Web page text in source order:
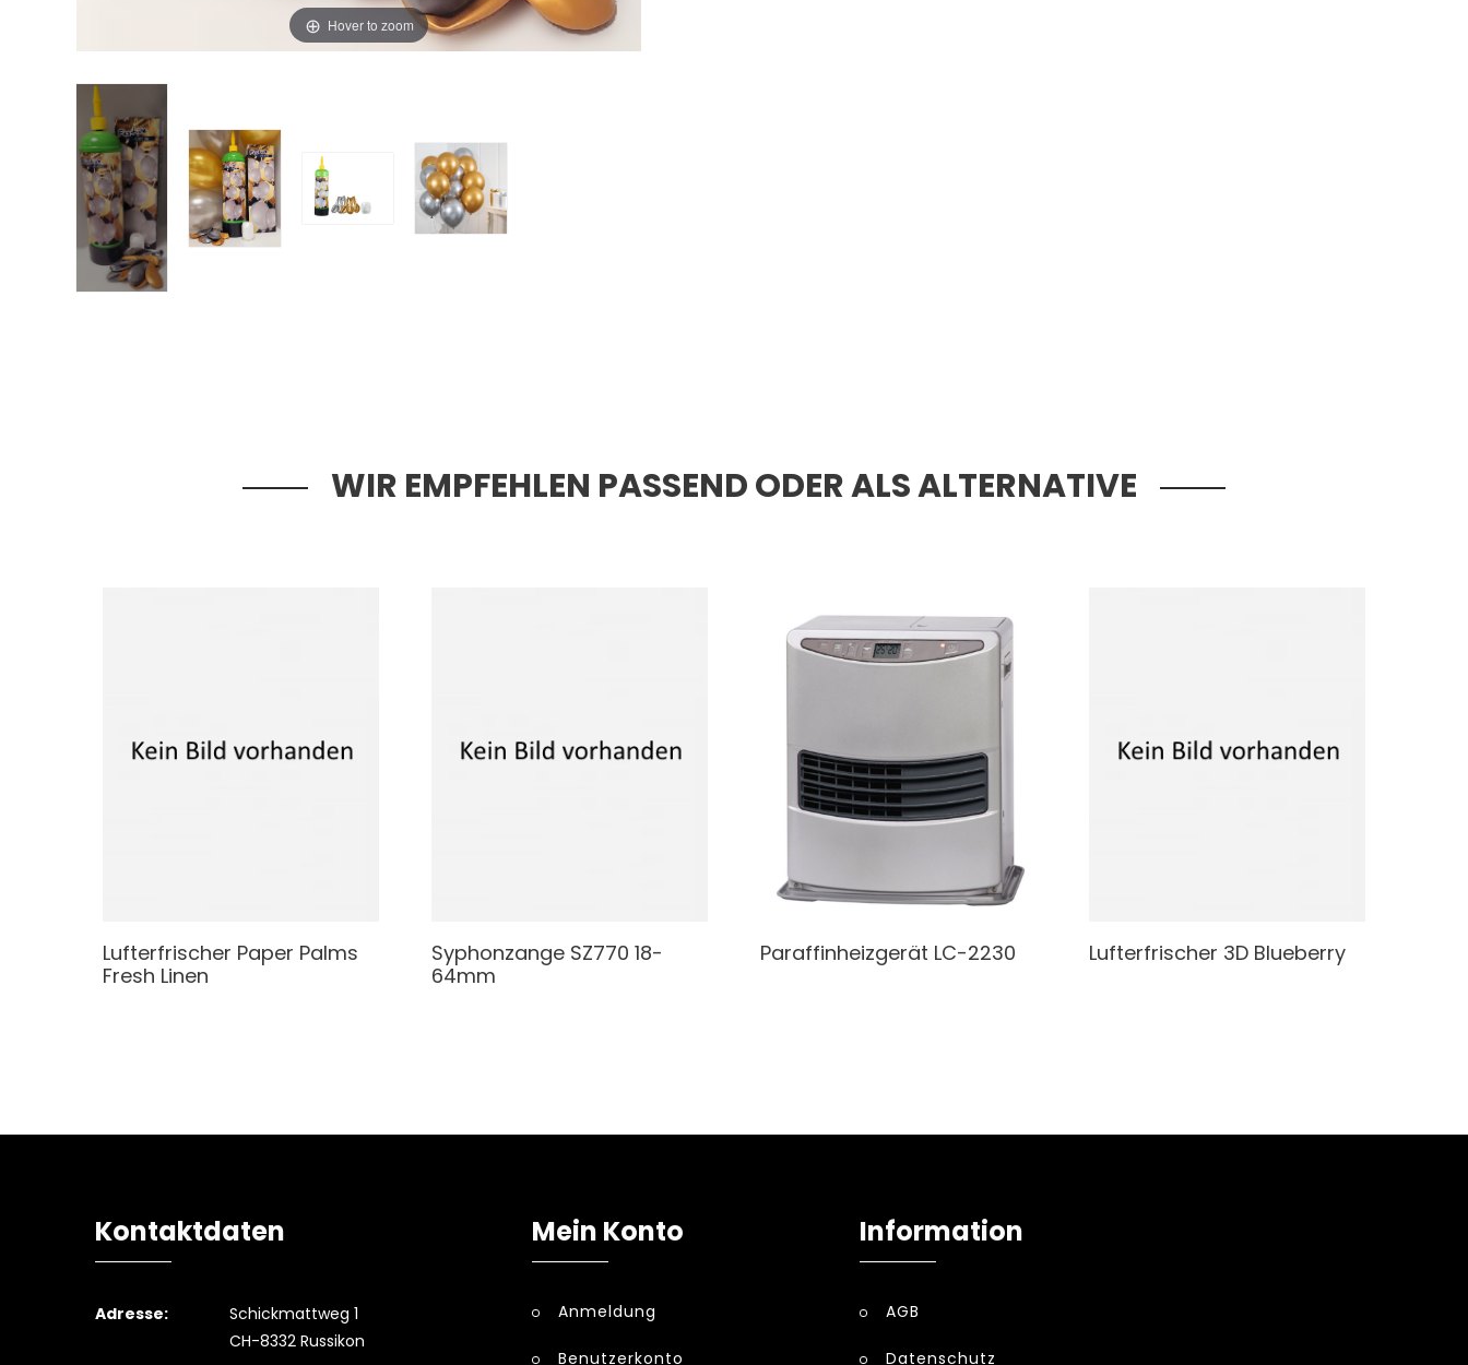
Hover to zoom
WIR EMPFEHLEN PASSEND ODER ALS ALTERNATIVE
Lufterfrischer Paper Palms
Fresh Linen
Syphonzange SZ770 18-
64mm
Paraffinheizgerät LC-2230 Lufterfrischer 3D Blueberry
Kontaktdaten
Adresse:
Schickmattweg 1
CH-8332 Russikon
Mein Konto
Anmeldung
Benutzerkonto
Information
AGB
Datenschutz